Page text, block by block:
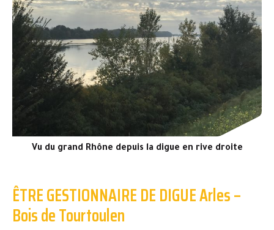
Vu du grand Rhône depuis la digue en rive droite
ÊTRE GESTIONNAIRE DE DIGUE Arles –
Bois de Tourtoulen